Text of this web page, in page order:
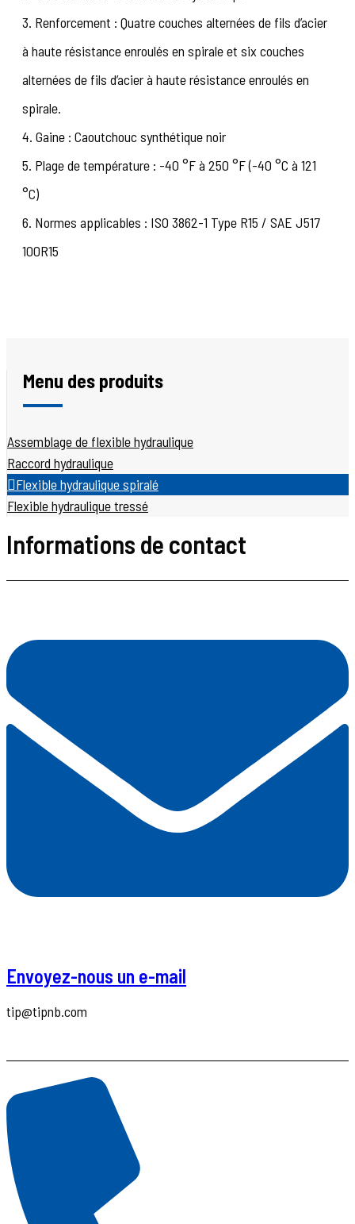
3. Renforcement : Quatre couches alternées de fils d’acier
à haute résistance enroulés en spirale et six couches
alternées de fils d’acier à haute résistance enroulés en
spirale.
4. Gaine : Caoutchouc synthétique noir
5. Plage de température : -40 °F à 250 °F (-40 °C à 121
°C)
6. Normes applicables : ISO 3862-1 Type R15 / SAE J517
100R15
Menu des produits
Assemblage de flexible hydraulique
Raccord hydraulique
Flexible hydraulique spiralé
Flexible hydraulique tressé
Informations de contact
Envoyez-nous un e-mail
tip@tipnb.com